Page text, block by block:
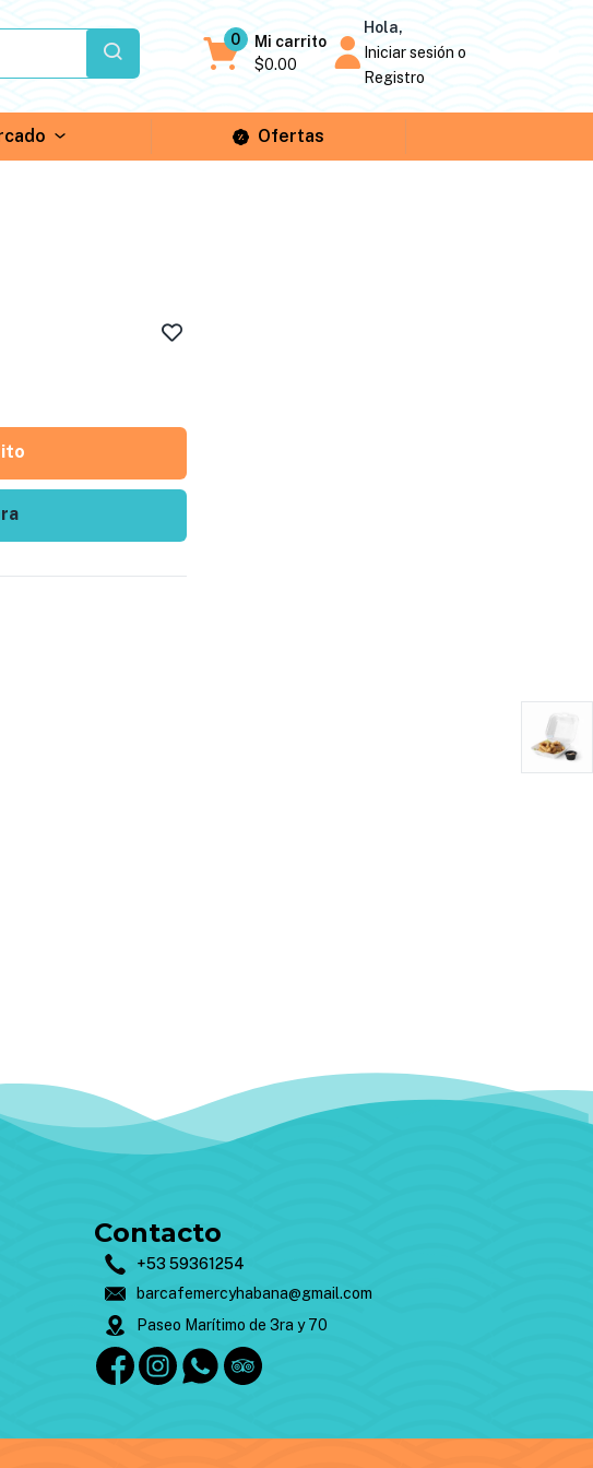
Mi carrito
0
$0.00
Hola,
Iniciar sesión o
Registro
Ofertas
Contacto
+53 59361254
barcafemercyhabana@gmail.com
Paseo Marítimo de 3ra y 70